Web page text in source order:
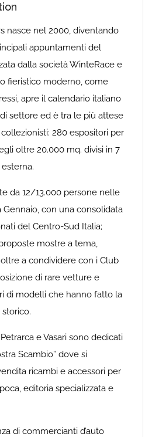
nasce nel 2000, diventando
appuntamenti del
dalla società WinteRace e
fieristico moderno, come
apre il calendario italiano
settore ed è tra le più attese
280 espositori per
oltre 20.000 mq. divisi in 7
da 12/13.000 persone nelle
con una consolidata
del Centro-Sud Italia;
mostre a tema,
a condividere con i Club
di rare vetture e
di modelli che hanno fatto la
e Vasari sono dedicati
Scambio” dove si
ricambi e accessori per
editoria specializzata e
di commercianti d’auto